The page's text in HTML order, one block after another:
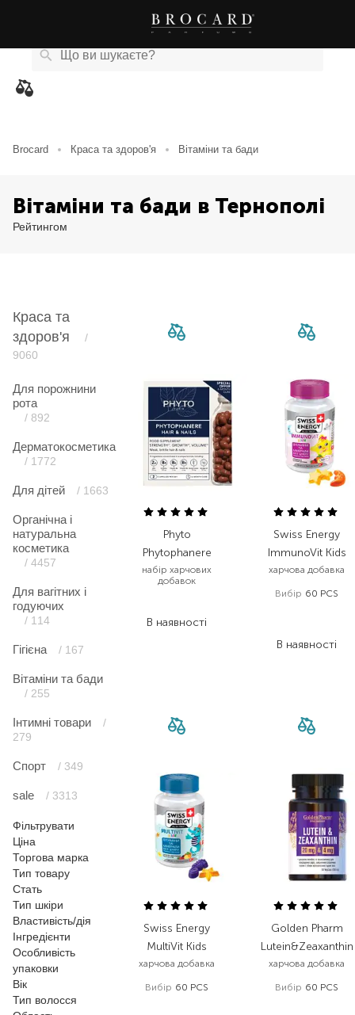
Brocard Краса та здоров'я Вітаміни та бади
Вітаміни та бади в Тернополі
Рейтингом
Краса та
здоров'я
/
9060
Для порожнини
рота
/ 892
Дерматокосметика
/ 1772
Для дітей / 1663
Органічна і
натуральна
косметика
/ 4457
Для вагітних і
годуючих
/ 114
Гігієна / 167
Вітаміни та бади
/ 255
Інтимні товари
/
279
Спорт / 349
sale / 3313
Фільтрувати
Ціна
Торгова марка
Тип товару
Стать
Тип шкіри
Властивість/дія
Інгредієнти
Особливість
упаковки
Вік
Тип волосся
Phyto
Phytophanere
набір харчових
добавок
В наявності
Swiss Energy
ImmunoVit Kids
харчова добавка
Вибір 60 PCS
В наявності
Swiss Energy
MultiVit Kids
харчова добавка
Вибір 60 PCS
Golden Pharm
Lutein&Zeaxanthin
харчова добавка
Вибір 60 PCS